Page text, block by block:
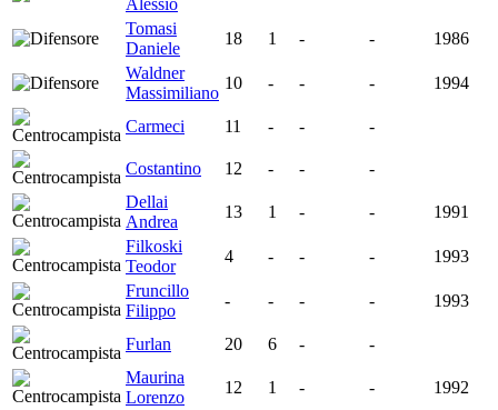
Tomasi
Daniele
18 1 - -
1986
Waldner
Massimiliano
10 - - - 1994
Carmeci 11 - - -
Costantino 12 - -
-
Dellai
Andrea
13 1 - -
1991
Filkoski
Teodor
4 - - -
1993
Fruncillo
Filippo
- - - - 1993
Furlan 20 6 -
-
Maurina
Lorenzo
12 1 - -
1992